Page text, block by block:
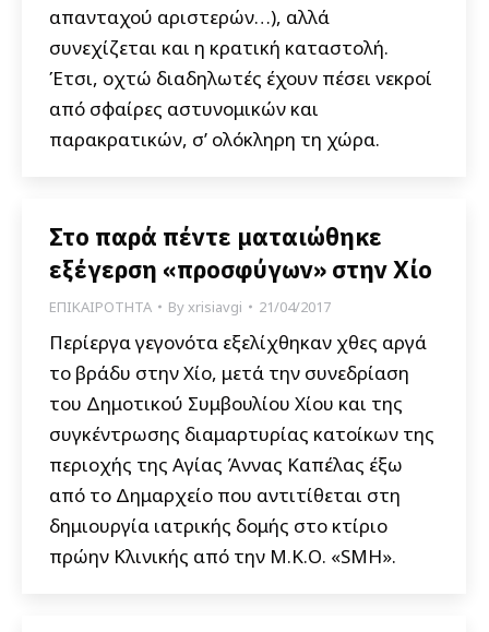
απανταχού αριστερών…), αλλά
συνεχίζεται και η κρατική καταστολή.
Έτσι, οχτώ διαδηλωτές έχουν πέσει νεκροί
από σφαίρες αστυνομικών και
παρακρατικών, σ’ ολόκληρη τη χώρα.
Στο παρά πέντε ματαιώθηκε
εξέγερση «προσφύγων» στην Χίο
ΕΠΙΚΑΙΡΟΤΗΤΑ Byxrisiavgi 21/04/2017
Περίεργα γεγονότα εξελίχθηκαν χθες αργά
το βράδυ στην Χίο, μετά την συνεδρίαση
του Δημοτικού Συμβουλίου Χίου και της
συγκέντρωσης διαμαρτυρίας κατοίκων της
περιοχής της Αγίας Άννας Καπέλας έξω
από το Δημαρχείο που αντιτίθεται στη
δημιουργία ιατρικής δομής στο κτίριο
πρώην Κλινικής από την Μ.Κ.Ο. «SMH».